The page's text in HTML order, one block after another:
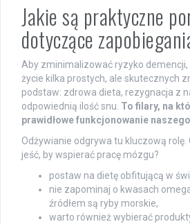
Jakie są praktyczne
dotyczące
Aby zminimalizować ryzyko
życie kilka prostych, ale skutecznych
podstaw: zdrowa dieta, rezygnacja z
odpowiednią ilość snu. To filary, na
prawidłowe funkcjonowanie
Odżywianie odgrywa tu kluczową
jeść, by wspierać pracę mózgu?
postaw na dietę obfitującą w
nie zapominaj o kwasach
źródłem są ryby morskie,
warto również wybierać